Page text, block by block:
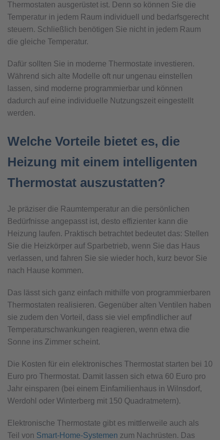
Thermostaten ausgerüstet ist. Denn so können Sie die
Temperatur in jedem Raum individuell und bedarfsgerecht
steuern. Schließlich benötigen Sie nicht in jedem Raum
die gleiche Temperatur.
Dafür sollten Sie in moderne Thermostate investieren.
Während sich alte Modelle oft nur ungenau einstellen
lassen, sind moderne programmierbar und können
dadurch auf eine individuelle Nutzungszeit eingestellt
werden.
Welche Vorteile bietet es, die
Heizung mit einem intelligenten
Thermostat auszustatten?
Je präziser die Raumtemperatur an die persönlichen
Bedürfnisse angepasst ist, desto effizienter kann die
Heizung laufen. Praktisch betrachtet bedeutet das: Stellen
Sie die Heizkörper auf Sparbetrieb, wenn Sie das Haus
verlassen, und fahren Sie sie wieder hoch, kurz bevor Sie
nach Hause kommen.
Das lässt sich ganz einfach mithilfe von programmierbaren
Thermostaten realisieren. Gegenüber alten Ventilen haben
sie zudem den Vorteil, dass sie viel empfindlicher auf
Temperaturschwankungen reagieren, wenn etwa die
Sonne ins Zimmer scheint.
Die Kosten für ein elektronisches Thermostat starten bei 10
Euro pro Thermostat. Damit lassen sich etwa 60 Euro pro
Jahr einsparen (bei einem Einfamilienhaus in Wilnsdorf,
Werdohl oder Winterberg mit 150 Quadratmetern).
Elektronische Thermostate gibt es mittlerweile auch als
Teil von Smart-­Home-Systemen zum Nachrüsten. Das